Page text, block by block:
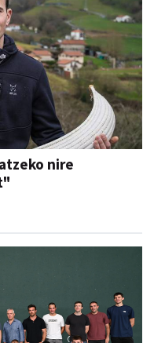
nire